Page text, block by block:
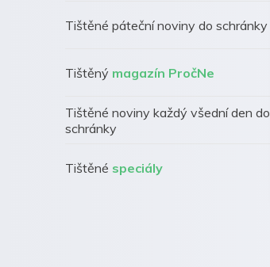
Tištěné páteční noviny do schránky
Tištěný magazín PročNe
Tištěné noviny každý všední den do
schránky
Tištěné speciály